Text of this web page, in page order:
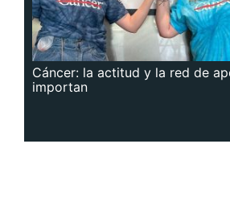
Cáncer: la actitud y la red de
importan